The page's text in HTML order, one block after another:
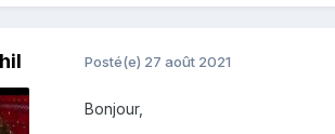
Posté(e) 27 août 2021
Bonjour,